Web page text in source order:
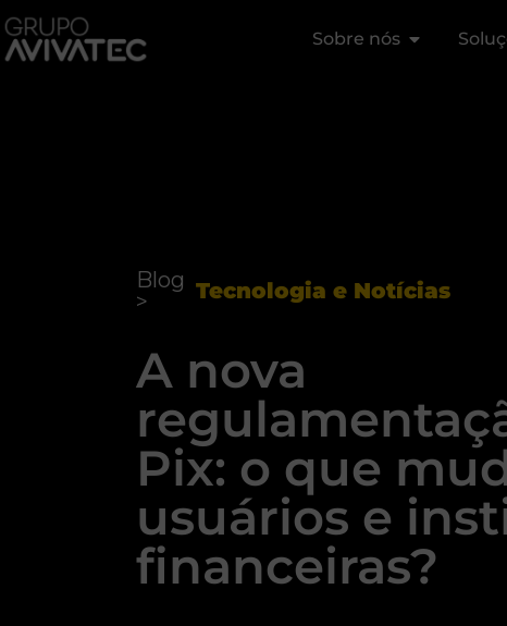
Sobre nós
Blog
>
Tecnologia e Notícias
A nova
Pix: o que
usuários e
financeiras?